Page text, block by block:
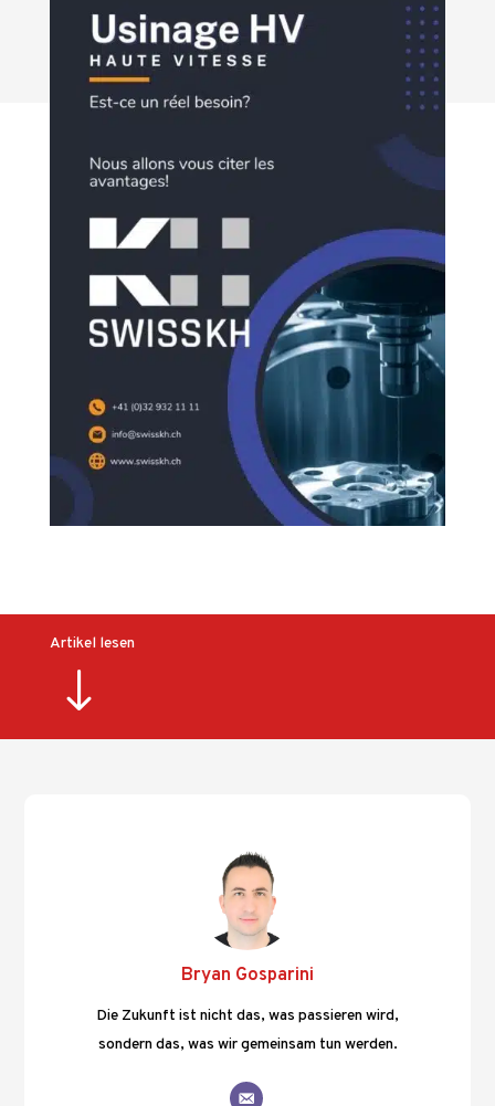
Artikel lesen
"
Bryan Gosparini
Die Zukunft ist nicht das, was passieren wird,
sondern das, was wir gemeinsam tun werden.